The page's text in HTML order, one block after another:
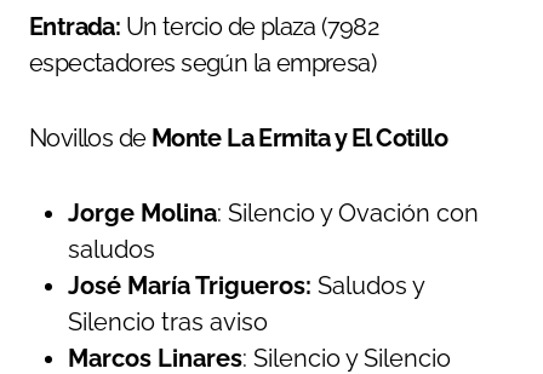
Entrada: Un tercio de plaza (7982
espectadores según la empresa)
Novillos de Monte La Ermita y El Cotillo
Jorge Molina: Silencio y Ovación con
saludos
José María Trigueros: Saludos y
Silencio tras aviso
Marcos Linares: Silencio y Silencio